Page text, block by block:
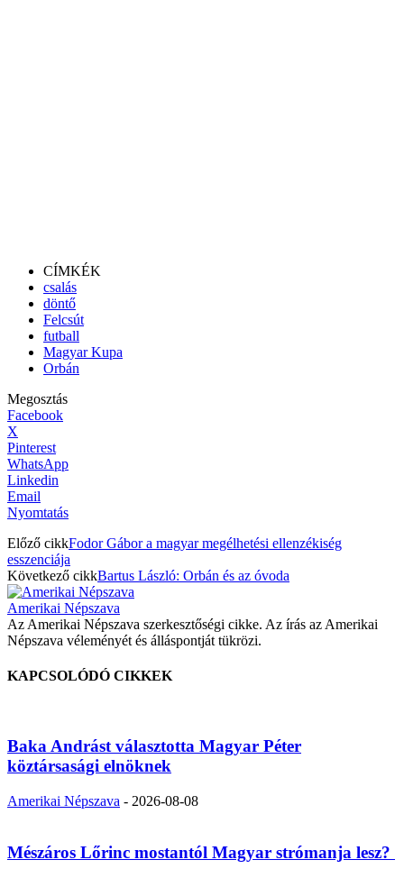
CÍMKÉK
csalás
döntő
Felcsút
futball
Magyar Kupa
Orbán
Megosztás
Facebook
X
Pinterest
WhatsApp
Linkedin
Email
Nyomtatás
Előző cikkFodor Gábor a magyar megélhetési ellenzékiség
esszenciája
Következő cikkBartus László: Orbán és az óvoda
Amerikai Népszava
Az Amerikai Népszava szerkesztőségi cikke. Az írás az Amerikai
Népszava véleményét és álláspontját tükrözi.
KAPCSOLÓDÓ CIKKEK
Baka Andrást választotta Magyar Péter
köztársasági elnöknek
Amerikai Népszava - 2026-08-08
Mészáros Lőrinc mostantól Magyar strómanja lesz?